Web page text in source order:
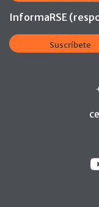
InformaRSE
Suscríbete